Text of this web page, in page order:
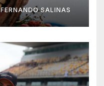
FERNANDO SALINAS